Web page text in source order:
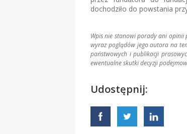
dochodziło do powstania
Wpis nie stanowi porady ani opinii
wyraz poglądów jego autora na
państwowych i publikacji
ewentualne skutki decyzji
Udostępnij: